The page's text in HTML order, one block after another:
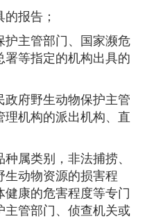
报告；
主管部门、国家濒危
等指定的机构出具的
府野生动物保护主管
机构的派出机构、直
属类别，非法捕捞、
生动物资源的损害程
康的危害程度等专门
主管部门、侦查机关或